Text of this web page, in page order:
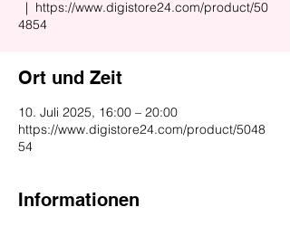
  |
https://www.digistore24.com/product/50
4854
Ort und Zeit
10. Juli 2025, 16:00 – 20:00
https://www.digistore24.com/product/5048
54
Informationen